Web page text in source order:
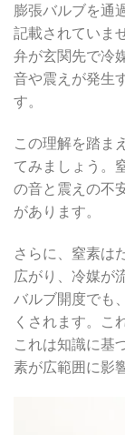
膨張バルブを通
記載されていま
弁が玄関先で冷
音や震えが発生
す。
この理解を踏ま
てみましょう。
の音と震えの不
があります。
さらに、窒素は
広がり、冷媒が
バルブ開度でも
くされます。こ
これは知識に基
素が広範囲に影